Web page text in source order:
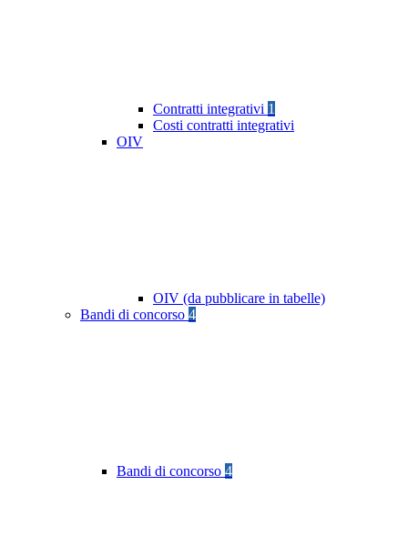
Contratti integrativi 1
Costi contratti integrativi
OIV
OIV (da pubblicare in tabelle)
Bandi di concorso 4
Bandi di concorso 4